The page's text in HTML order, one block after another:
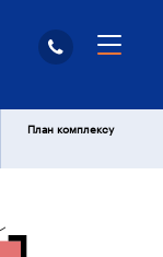
План комплексу